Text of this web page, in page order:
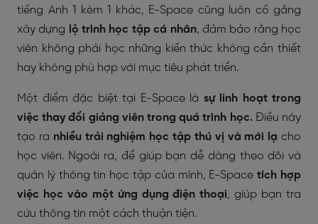
tiếng Anh 1 kèm 1 khác, E-Space cũng luôn cố gắng
xây dựng lộ trình học tập cá nhân, đảm bảo rằng học
viên không phải học những kiến thức không cần thiết
hay không phù hợp với mục tiêu phát triển.
Một điểm đặc biệt tại E-Space là sự linh hoạt trong
việc thay đổi giảng viên trong quá trình học.Điều này
tạo ra nhiều trải nghiệm học tập thú vị và mới lạcho
học viên. Ngoài ra, để giúp bạn dễ dàng theo dõi và
quản lý thông tin học tập của mình, E-Space tích hợp
việc học vào một ứng dụng điện thoại, giúp bạn tra
cứu thông tin một cách thuận tiện.